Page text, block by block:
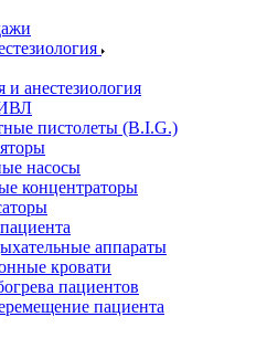
и анестезиология
пистолеты (B.I.G.)
насосы
концентраторы
аппараты
кровати
пациентов
пациента